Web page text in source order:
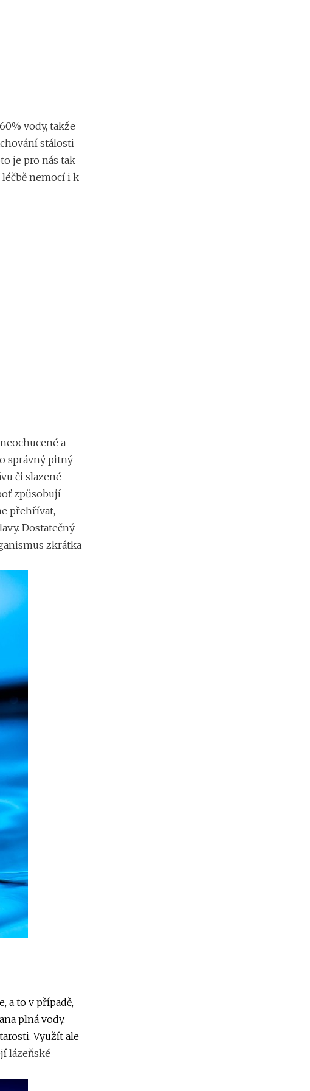
vody, takže
stálosti
je pro nás tak
nemocí i k
a
správný pitný
či slazené
způsobují
přehřívat,
Dostatečný
zkrátka
a to v případě,
plná vody.
Využít ale
lázeňské